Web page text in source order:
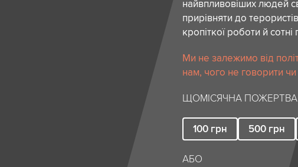
найвпливовіших людей
прирівняти до
кропіткої роботи й
Ми не залежимо від
нам, чого не говорити
ЩОМІСЯЧНА ПОЖЕРТВА
100 грн 500 грн
АБО